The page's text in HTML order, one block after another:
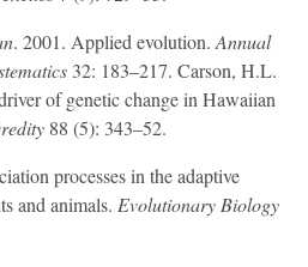
. 2001. Applied evolution. Annual
32: 183–217. Carson, H.L.
of genetic change in Hawaiian
88 (5): 343–52.
processes in the adaptive
and animals. Evolutionary Biology